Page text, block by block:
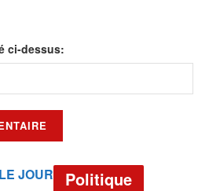
ci-dessus:
JOUR Politique